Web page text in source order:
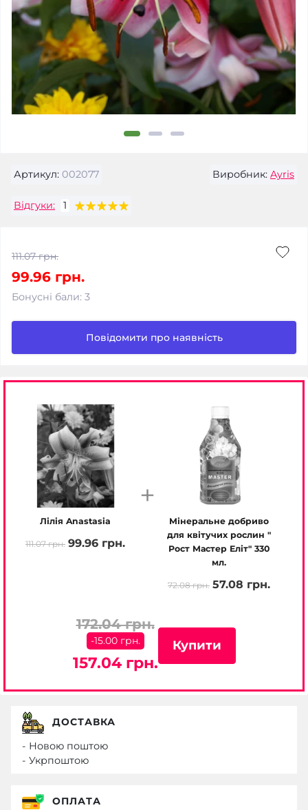
Артикул: 002077 Виробник: Ayris
Відгуки: 1
111.07 грн.
99.96 грн.
Бонусні бали: 3
Повідомити про наявність
Лілія Anastasia
111.07 грн. 99.96 грн.
+
Мінеральне добриво
для квітучих рослин "
Рост Мастер Еліт" 330
мл.
72.08 грн. 57.08 грн.
172.04 грн.
-15.00 грн.
157.04 грн.
Купити
ДОСТАВКА
- Новою поштою
- Укрпоштою
ОПЛАТА